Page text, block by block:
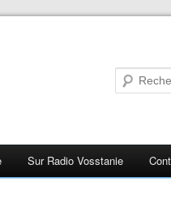
Sur Radio Vosstanie